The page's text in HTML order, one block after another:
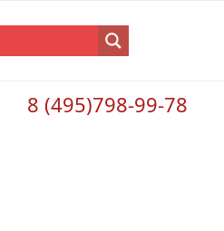
8 (495)798-99-78